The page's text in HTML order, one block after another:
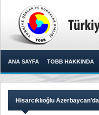
ANA SAYFA TOBB HAKKINDA
Hisarcıklıoğlu Azerbaycan’da